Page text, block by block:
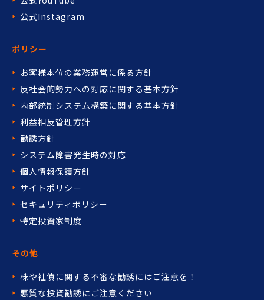
公式Instagram
ポリシー
お客様本位の業務運営に係る方針
反社会的勢力への対応に関する基本方針
内部統制システム構築に関する基本方針
利益相反管理方針
勧誘方針
システム障害発生時の対応
個人情報保護方針
サイトポリシー
セキュリティポリシー
特定投資家制度
その他
株や社債に関する不審な勧誘にはご注意を！
悪質な投資勧誘にご注意ください